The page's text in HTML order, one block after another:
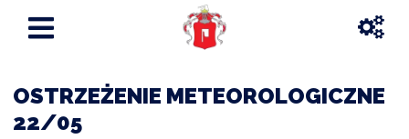
OSTRZEŻENIE METEOROLOGICZNE
22/05